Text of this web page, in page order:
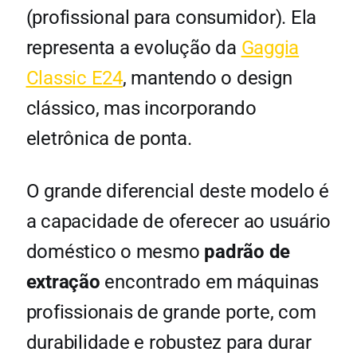
(profissional para consumidor). Ela
representa a evolução da Gaggia
Classic E24, mantendo o design
clássico, mas incorporando
eletrônica de ponta.
O grande diferencial deste modelo é
a capacidade de oferecer ao usuário
doméstico o mesmo padrão de
extração encontrado em máquinas
profissionais de grande porte, com
durabilidade e robustez para durar